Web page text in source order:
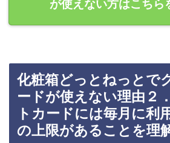
が使えない方はこちら
化粧箱どっとねっとで
ードが使えない理由２
トカードには毎月に利
の上限があることを理